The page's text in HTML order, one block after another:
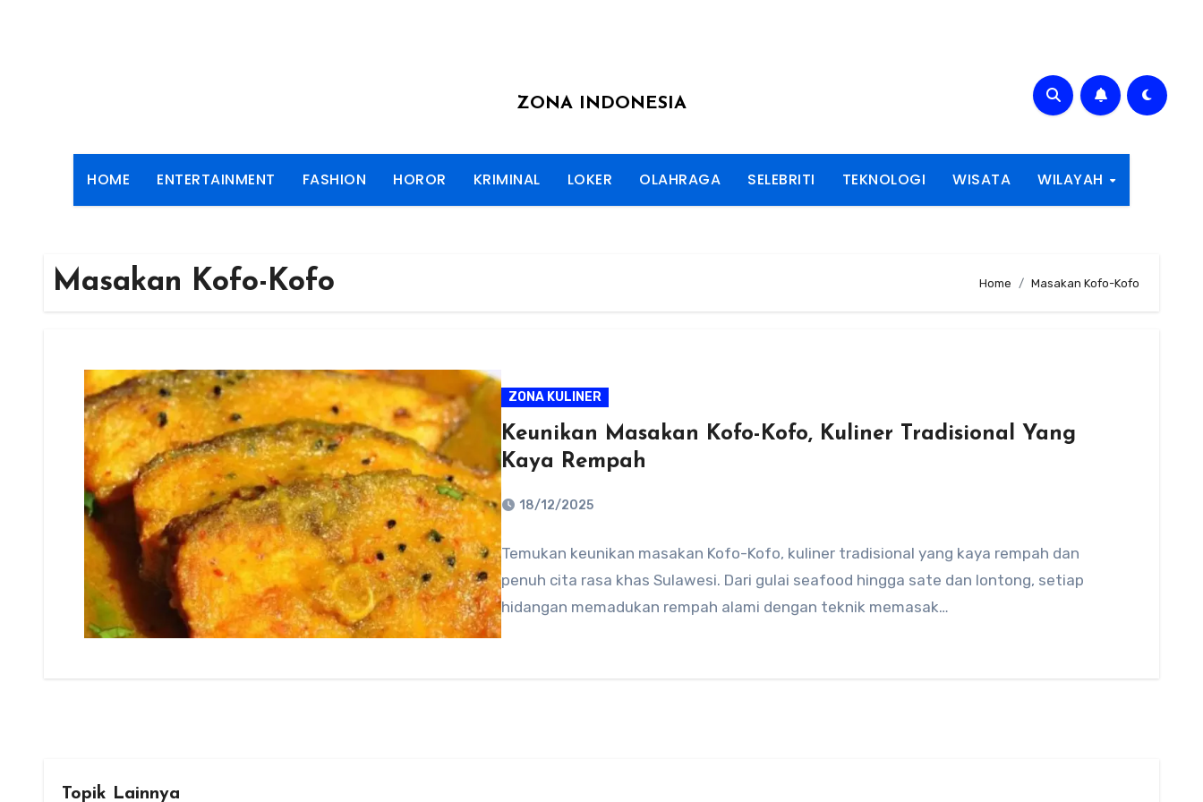
ZONA INDONESIA
HOME ENTERTAINMENT FASHION HOROR KRIMINAL LOKER OLAHRAGA SELEBRITI TEKNOLOGI WISATA WILAYAH
Masakan Kofo-Kofo Home Masakan Kofo-Kofo
ZONA KULINER
Keunikan Masakan Kofo-Kofo, Kuliner Tradisional Yang
Kaya Rempah
18/12/2025
Comments
Temukan keunikan masakan Kofo-Kofo, kuliner tradisional yang kaya rempah dan
penuh cita rasa khas Sulawesi. Dari gulai seafood hingga sate dan lontong, setiap
hidangan memadukan rempah alami dengan teknik memasak…
Topik Lainnya